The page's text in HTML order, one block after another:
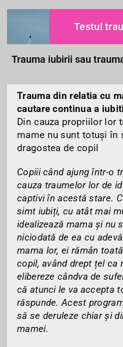
Testul
Trauma iubirii sau
Trauma din relatia cu
cautare continua a
Din cauza propriilor lor
mame nu sunt totuși în
dragostea de copil
Copiii când ajung într-o
cauza traumelor lor de
captivi în acestă stare.
simt iubiți, cu atât mai
idealizează mama și nu
niciodată de ea cu
mama lor, ei rămân
copil, având drept țel ca
elibereze cândva de
că atunci le va accepta
răspunde. Acest
să se deruleze chiar și
mamei.